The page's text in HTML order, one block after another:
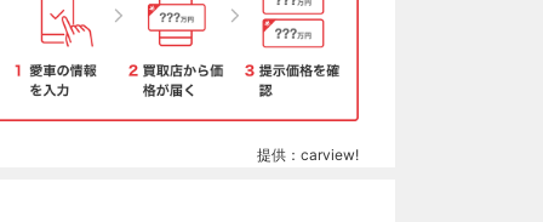
提供：carview!